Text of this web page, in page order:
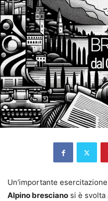
Un'importante
Alpino bresciano si è svolta